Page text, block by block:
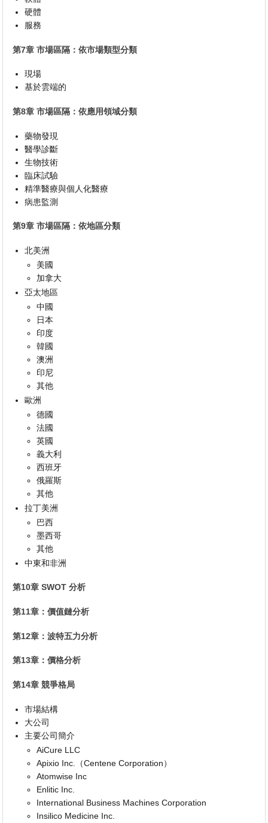
硬體
服務
第7章 市場區隔：依市場類型分類
現場
基於雲端的
第8章 市場區隔：依應用領域分類
藥物發現
醫學診斷
生物技術
臨床試驗
精準醫療與個人化醫療
病患監測
第9章 市場區隔：依地區分類
北美洲
美國
加拿大
亞太地區
中國
日本
印度
韓國
澳洲
印尼
其他
歐洲
德國
法國
英國
義大利
西班牙
俄羅斯
其他
拉丁美洲
巴西
墨西哥
其他
中東和非洲
第10章 SWOT 分析
第11章：價值鏈分析
第12章：波特五力分析
第13章：價格分析
第14章 競爭格局
市場結構
大公司
主要公司簡介
AiCure LLC
Apixio Inc.（Centene Corporation）
Atomwise Inc
Enlitic Inc.
International Business Machines Corporation
Insilico Medicine Inc.